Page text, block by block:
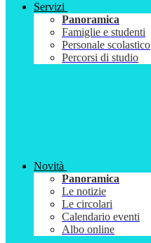
Servizi
Panoramica
Famiglie e studenti
Personale scolastico
Percorsi di studio
Novità
Panoramica
Le notizie
Le circolari
Calendario eventi
Albo online